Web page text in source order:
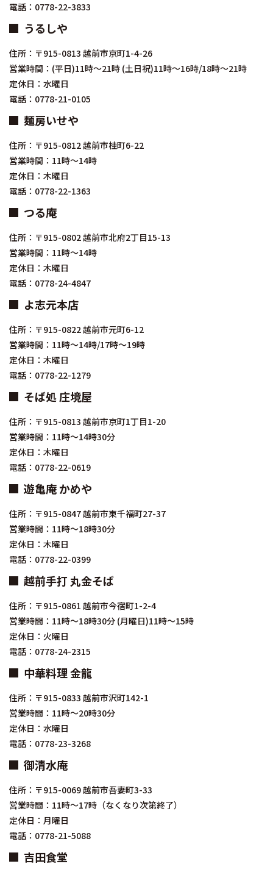
電話：0778-22-3833
うるしや
住所：〒915-0813 越前市京町1-4-26
営業時間：(平日)11時～21時 (土日祝)11時～16時/18時～21時
定休日：水曜日
電話：0778-21-0105
麺房いせや
住所：〒915-0812 越前市桂町6-22
営業時間：11時～14時
定休日：木曜日
電話：0778-22-1363
つる庵
住所：〒915-0802 越前市北府2丁目15-13
営業時間：11時～14時
定休日：木曜日
電話：0778-24-4847
よ志元本店
住所：〒915-0822 越前市元町6-12
営業時間：11時～14時/17時～19時
定休日：木曜日
電話：0778-22-1279
そば処 庄境屋
住所：〒915-0813 越前市京町1丁目1-20
営業時間：11時～14時30分
定休日：木曜日
電話：0778-22-0619
遊亀庵 かめや
住所：〒915-0847 越前市東千福町27-37
営業時間：11時～18時30分
定休日：木曜日
電話：0778-22-0399
越前手打 丸金そば
住所：〒915-0861 越前市今宿町1-2-4
営業時間：11時～18時30分 (月曜日)11時～15時
定休日：火曜日
電話：0778-24-2315
中華料理 金龍
住所：〒915-0833 越前市沢町142-1
営業時間：11時～20時30分
定休日：水曜日
電話：0778-23-3268
御清水庵
住所：〒915-0069 越前市吾妻町3-33
営業時間：11時～17時（なくなり次第終了）
定休日：月曜日
電話：0778-21-5088
吉田食堂